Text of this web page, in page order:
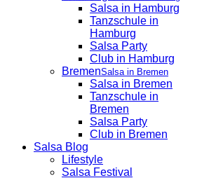
Salsa in Hamburg
Tanzschule in
Hamburg
Salsa Party
Club in Hamburg
BremenSalsa in Bremen
Salsa in Bremen
Tanzschule in
Bremen
Salsa Party
Club in Bremen
Salsa Blog
Lifestyle
Salsa Festival